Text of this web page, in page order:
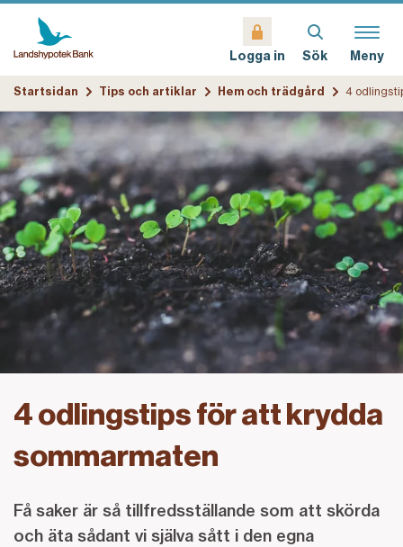
Logga in Sök Meny
Startsidan Tips och artiklar Hem och trädgård
4 odlingstips för att krydda
sommarmaten
Få saker är så tillfredsställande som att skörda
och äta sådant vi själva sått i den egna